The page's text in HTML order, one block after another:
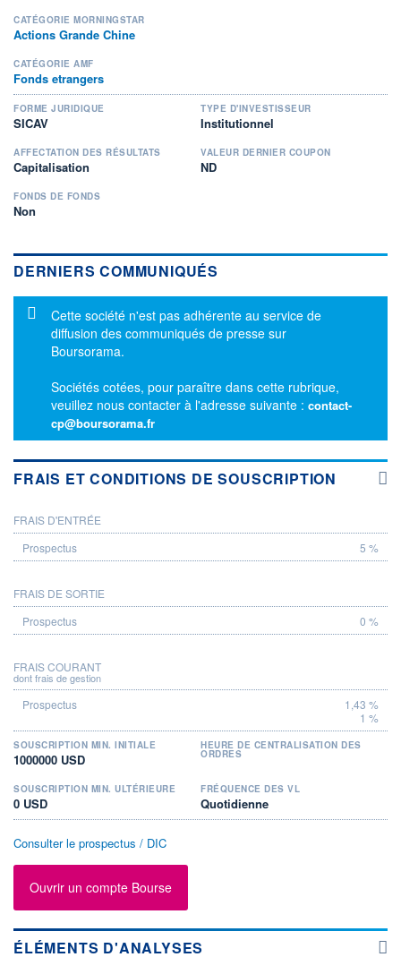
CATÉGORIE MORNINGSTAR
Actions Grande Chine
CATÉGORIE AMF
Fonds etrangers
FORME JURIDIQUE
SICAV
TYPE D'INVESTISSEUR
Institutionnel
AFFECTATION DES RÉSULTATS
Capitalisation
VALEUR DERNIER COUPON
ND
FONDS DE FONDS
Non
DERNIERS COMMUNIQUÉS
Message d'information
Cette société n'est pas adhérente au service de
diffusion des communiqués de presse sur
Boursorama.
Sociétés cotées, pour paraître dans cette rubrique,
veuillez nous contacter à l'adresse suivante : contact-
cp@boursorama.fr
FRAIS ET CONDITIONS DE SOUSCRIPTION
PROSPECTUS
FRAIS D'ENTRÉE
5 %
FRAIS DE SORTIE
0 %
FRAIS COURANT
dont frais de gestion
1,43 %
1 %
SOUSCRIPTION MIN. INITIALE
1000000 USD
HEURE DE CENTRALISATION DES
ORDRES
SOUSCRIPTION MIN. ULTÉRIEURE
0 USD
FRÉQUENCE DES VL
Quotidienne
Consulter le prospectus / DIC
Ouvrir un compte Bourse
ÉLÉMENTS D'ANALYSES